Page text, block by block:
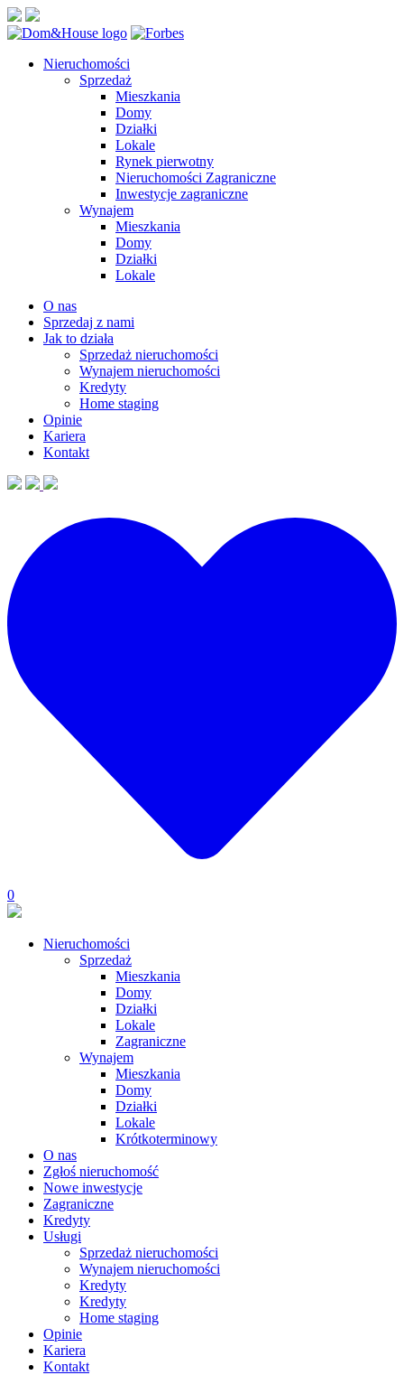
Nieruchomości
Sprzedaż
Mieszkania
Domy
Działki
Lokale
Rynek pierwotny
Nieruchomości Zagraniczne
Inwestycje zagraniczne
Wynajem
Mieszkania
Domy
Działki
Lokale
O nas
Sprzedaj z nami
Jak to działa
Sprzedaż nieruchomości
Wynajem nieruchomości
Kredyty
Home staging
Opinie
Kariera
Kontakt
0
Nieruchomości
Sprzedaż
Mieszkania
Domy
Działki
Lokale
Zagraniczne
Wynajem
Mieszkania
Domy
Działki
Lokale
Krótkoterminowy
O nas
Zgłoś nieruchomość
Nowe inwestycje
Zagraniczne
Kredyty
Usługi
Sprzedaż nieruchomości
Wynajem nieruchomości
Kredyty
Kredyty
Home staging
Opinie
Kariera
Kontakt